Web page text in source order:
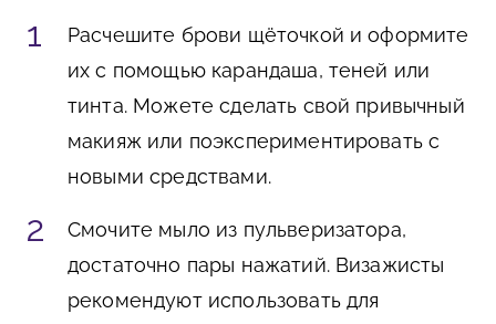
Расчешите брови щёточкой и оформите
их с помощью карандаша, теней или
тинта. Можете сделать свой привычный
макияж или поэкспериментировать с
новыми средствами.
Смочите мыло из пульверизатора,
достаточно пары нажатий. Визажисты
рекомендуют использовать для